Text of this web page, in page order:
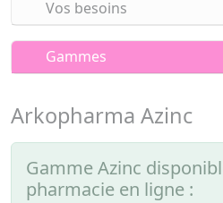
Vos besoins
Gammes
Arkopharma Azinc
Gamme Azinc
pharmacie en ligne :